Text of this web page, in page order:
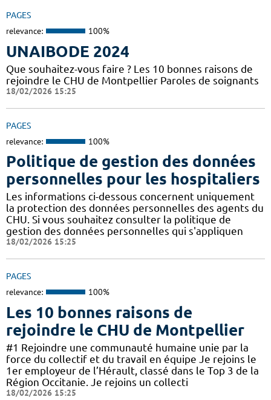
PAGES
relevance: 100%
UNAIBODE 2024
Que souhaitez-vous faire ? Les 10 bonnes raisons de
rejoindre le CHU de Montpellier Paroles de soignants
18/02/2026 15:25
PAGES
relevance: 100%
Politique de gestion des données
personnelles pour les hospitaliers
Les informations ci-dessous concernent uniquement
la protection des données personnelles des agents du
CHU. Si vous souhaitez consulter la politique de
gestion des données personnelles qui s'appliquen
18/02/2026 15:25
PAGES
relevance: 100%
Les 10 bonnes raisons de
rejoindre le CHU de Montpellier
#1 Rejoindre une communauté humaine unie par la
force du collectif et du travail en équipe Je rejoins le
1er employeur de l’Hérault, classé dans le Top 3 de la
Région Occitanie. Je rejoins un collecti
18/02/2026 15:25